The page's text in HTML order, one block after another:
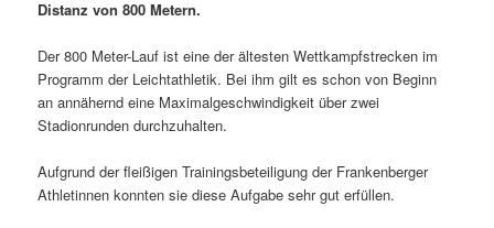
Distanz von 800 Metern.
Der 800 Meter-Lauf ist eine der ältesten Wettkampfstrecken im
Programm der Leichtathletik. Bei ihm gilt es schon von Beginn
an annähernd eine Maximalgeschwindigkeit über zwei
Stadionrunden durchzuhalten.
Aufgrund der fleißigen Trainingsbeteiligung der Frankenberger
Athletinnen konnten sie diese Aufgabe sehr gut erfüllen.